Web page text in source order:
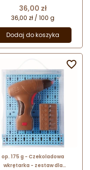
Cena
36,00 zł
36,00 zł / 100 g
Dodaj do koszyka
op. 175 g - Czekoladowa
wkrętarka - zestaw dla
